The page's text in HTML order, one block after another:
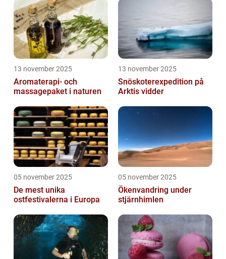
13 november 2025
Aromaterapi- och
massagepaket i naturen
13 november 2025
Snöskoterexpedition på
Arktis vidder
05 november 2025
De mest unika
ostfestivalerna i Europa
05 november 2025
Ökenvandring under
stjärnhimlen